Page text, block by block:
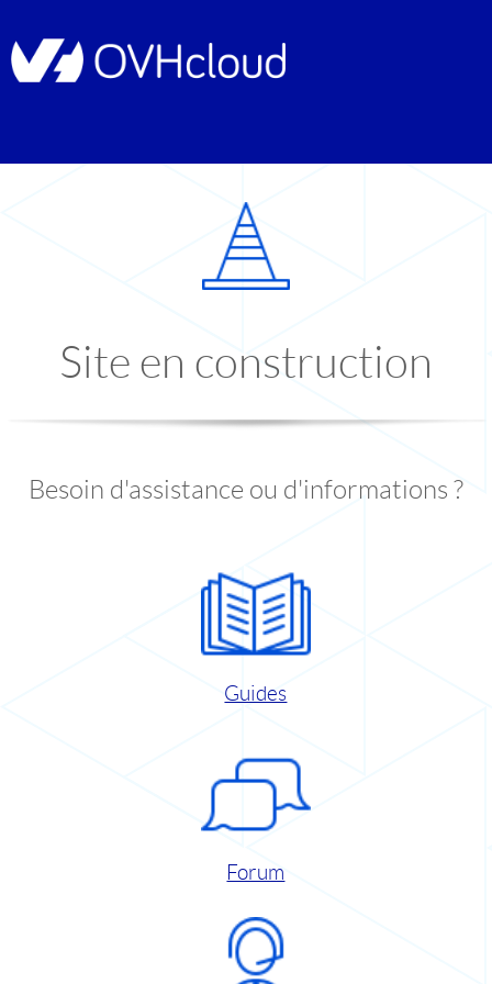
Site en construction
Besoin d'assistance ou d'informations ?
Guides
Forum